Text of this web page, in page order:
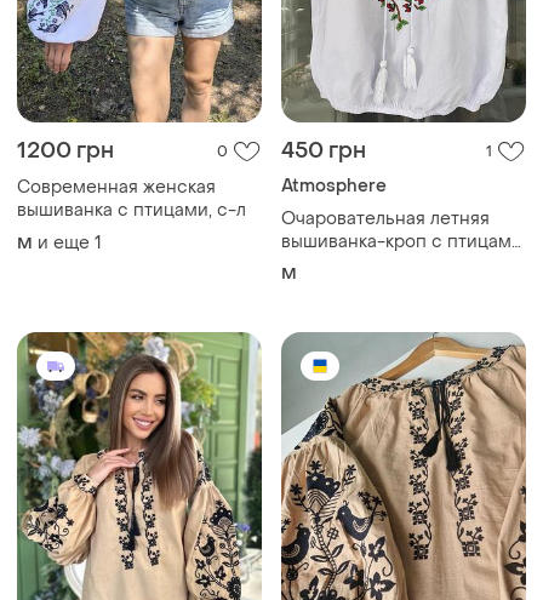
1200 грн 0
Современная женская
вышиванка с птицами, с-л
M и еще 1
450 грн 1
Atmosphere
Очаровательная летняя
вышиванка-кроп с птицами
от atmosphere
M